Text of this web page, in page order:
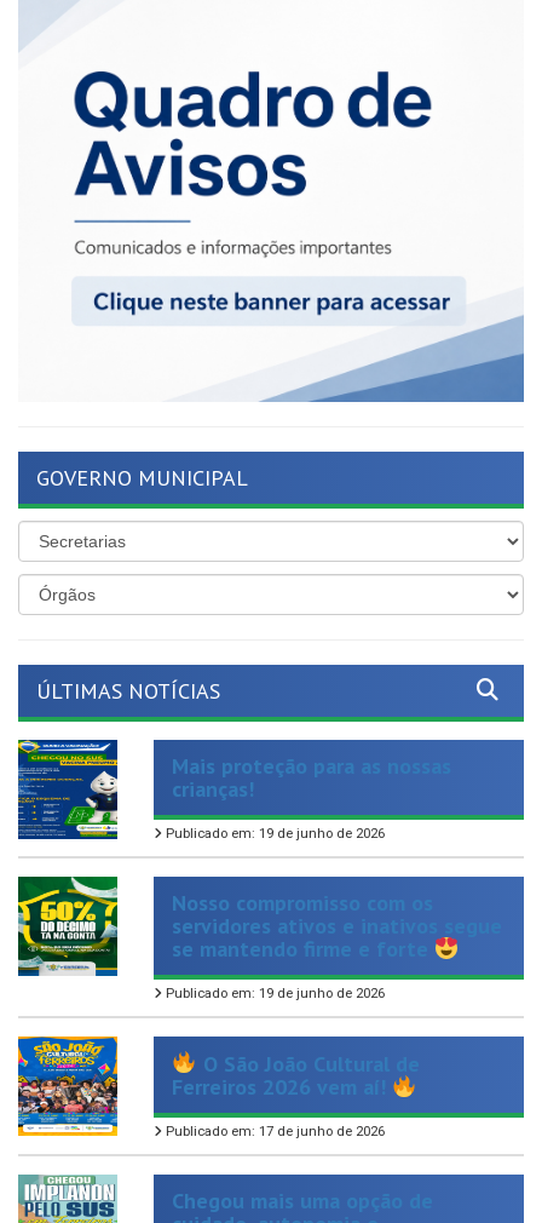
Mais proteção para as nossas
crianças!
Publicado em: 19 de junho de 2026
Nosso compromisso com os
servidores ativos e inativos segue
se mantendo firme e forte
Publicado em: 19 de junho de 2026
O São João Cultural de
Ferreiros 2026 vem aí!
Publicado em: 17 de junho de 2026
Chegou mais uma opção de
cuidado, autonomia e
planejamento reprodutivo para as